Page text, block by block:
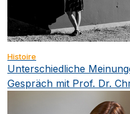
Histoire
Unterschiedliche
Gespräch mit Prof. Dr.